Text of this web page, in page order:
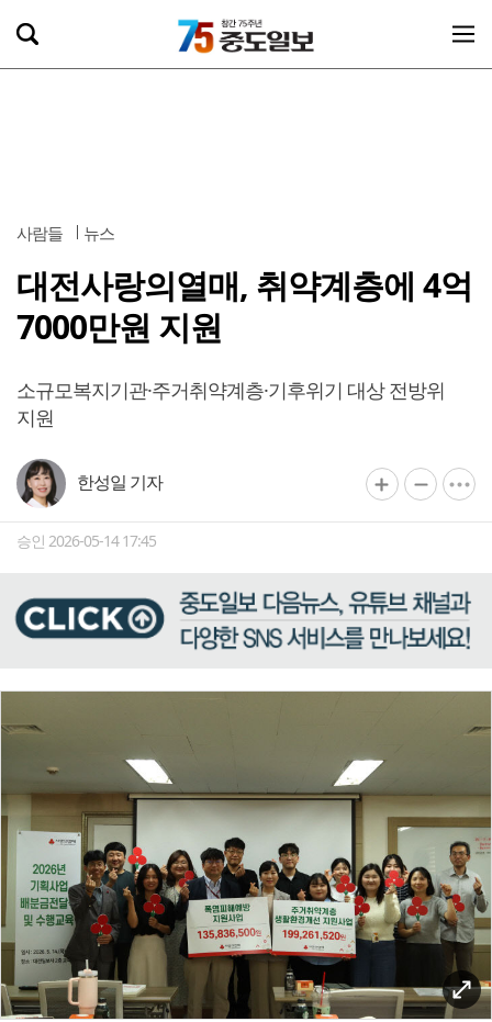
사람들 뉴스
대전사랑의열매, 취약계층에 4억
7000만원 지원
소규모복지기관·주거취약계층·기후위기 대상 전방위
지원
한성일 기자
승인 2026-05-14 17:45